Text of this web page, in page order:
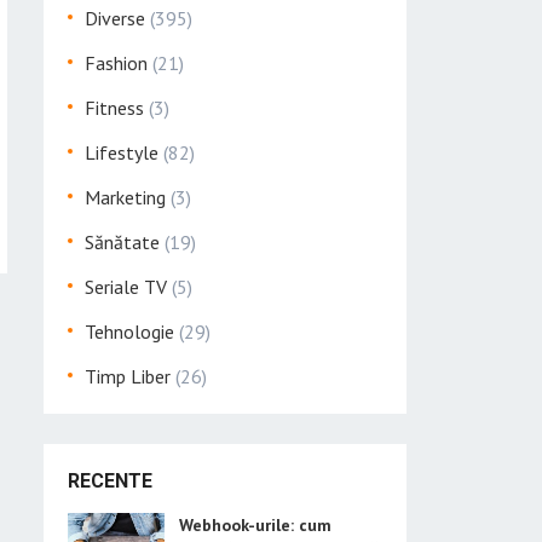
Diverse (395)
Fashion (21)
Fitness (3)
Lifestyle (82)
Marketing (3)
Sănătate (19)
Seriale TV (5)
Tehnologie (29)
Timp Liber (26)
RECENTE
Webhook-urile: cum